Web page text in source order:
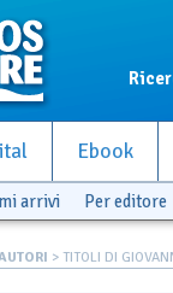
Ebook
arrivi Per editore
> TITOLI DI